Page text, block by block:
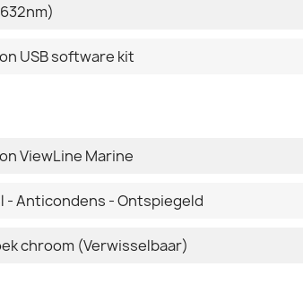
USB software kit
ViewLine Marine
- Anticondens - Ontspiegeld
chroom (Verwisselbaar)